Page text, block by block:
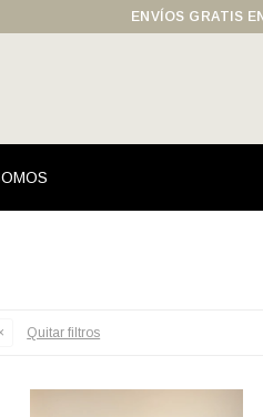
ENVÍOS GRATIS
Quitar filtros